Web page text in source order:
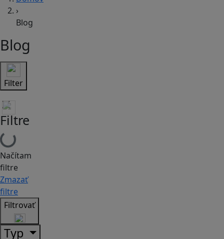
›
Blog
Blog
Filter
Filtre
Načítam
filtre
Zmazať
filtre
Filtrovať
Typ